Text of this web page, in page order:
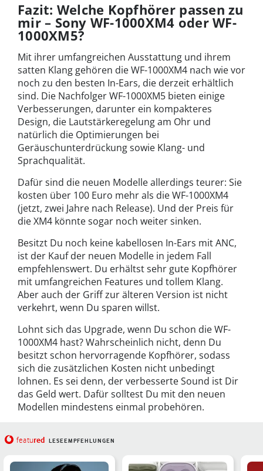
Fazit: Welche Kopfhörer passen zu
mir – Sony WF-1000XM4 oder WF-
1000XM5?
Mit ihrer umfangreichen Ausstattung und ihrem
satten Klang gehören die WF-1000XM4 nach wie vor
noch zu den besten In-Ears, die derzeit erhältlich
sind. Die Nachfolger WF-1000XM5 bieten einige
Verbesserungen, darunter ein kompakteres
Design, die Lautstärkeregelung am Ohr und
natürlich die Optimierungen bei
Geräuschunterdrückung sowie Klang- und
Sprachqualität.
Dafür sind die neuen Modelle allerdings teurer: Sie
kosten über 100 Euro mehr als die WF-1000XM4
(jetzt, zwei Jahre nach Release). Und der Preis für
die XM4 könnte sogar noch weiter sinken.
Besitzt Du noch keine kabellosen In-Ears mit ANC,
ist der Kauf der neuen Modelle in jedem Fall
empfehlenswert. Du erhältst sehr gute Kopfhörer
mit umfangreichen Features und tollem Klang.
Aber auch der Griff zur älteren Version ist nicht
verkehrt, wenn Du sparen willst.
Lohnt sich das Upgrade, wenn Du schon die WF-
1000XM4 hast? Wahrscheinlich nicht, denn Du
besitzt schon hervorragende Kopfhörer, sodass
sich die zusätzlichen Kosten nicht unbedingt
lohnen. Es sei denn, der verbesserte Sound ist Dir
das Geld wert. Dafür solltest Du mit den neuen
Modellen mindestens einmal probehören.
featured LESEEMPFEHLUNGEN